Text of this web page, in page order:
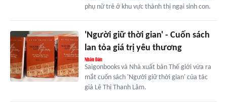
phụ nữ trẻ ở khu vực thành thị ngại sinh con.
'Người giữ thời gian' - Cuốn sách
lan tỏa giá trị yêu thương
Saigonbooks và Nhà xuất bản Thế giới vừa ra
mắt cuốn sách 'Người giữ thời gian' của tác
giả Lê Thị Thanh Lâm.